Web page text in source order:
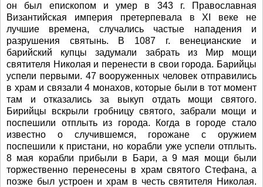
он был епископом и умер в 343 г. Православная
Византийская империя претерпевала в XI веке не
лучшие времена, случались частые нападения и
разрушения святынь. В 1087 г. венецианские и
барийский купцы задумали забрать из Мир мощи
святителя Николая и перенести в свои города. Барийцы
успели первыми. 47 вооруженных человек отправились
в храм и связали 4 монахов, которые были в тот момент
там и отказались за выкуп отдать мощи святого.
Бирийцы вскрыли гробницу святого, забрали мощи и
поспешили отплыть из города. Когда в городе стало
известно о случившемся, горожане с оружием
поспешили к пристани, но корабли уже успели отплыть.
8 мая корабли прибыли в Бари, а 9 мая мощи были
торжественно перенесены в храм святого Стефана, а
позже был устроен и храм в честь святителя Николая.